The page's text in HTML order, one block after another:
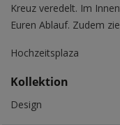
Kreuz veredelt. Im
Euren Ablauf. Zudem
Hochzeitsplaza
Kollektion
Design